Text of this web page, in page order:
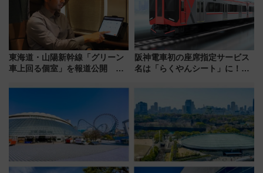
東海道・山陽新幹線「グリーン
車上回る個室」を報道公開 プ
阪神電車初の座席指定サービス
名は「らくやんシート」に！新